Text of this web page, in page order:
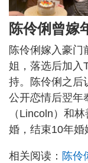
陈伶俐曾嫁
陈伶俐嫁入豪门
姐，落选后加入
持。陈伶俐之后
公开恋情后翌年
（Lincoln）和
婚，结束10年婚
相关阅读： 陈伶